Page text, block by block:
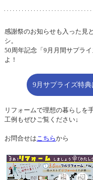
感謝祭のお知らせも入った見
シ。
50周年記念「9月月間サプラ
よ！
9月サプライズ特典
リフォームで理想の暮らしを
工例もぜひご覧ください↓
お問合せはこちらから